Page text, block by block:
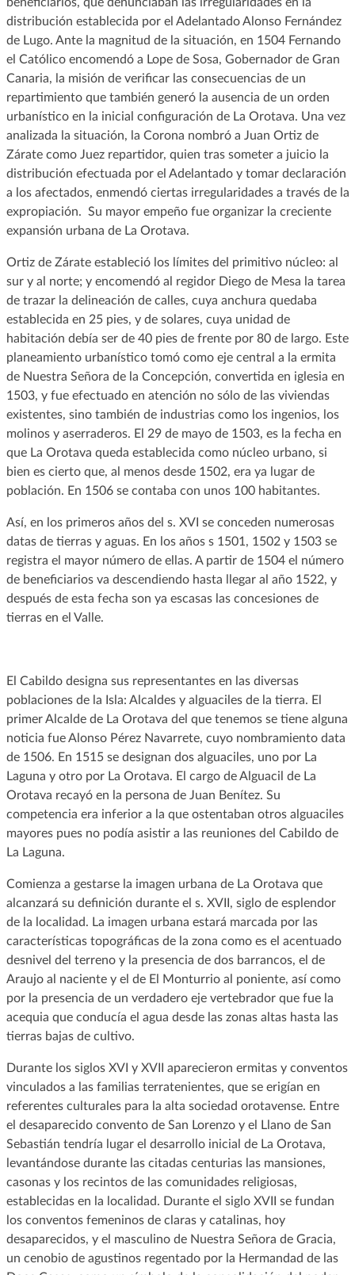
distribución establecida por el Adelantado Alonso Fernández
de Lugo. Ante la magnitud de la situación, en 1504 Fernando
el Católico encomendó a Lope de Sosa, Gobernador de Gran
Canaria, la misión de verificar las consecuencias de un
repartimiento que también generó la ausencia de un orden
urbanístico en la inicial configuración de La Orotava. Una vez
analizada la situación, la Corona nombró a Juan Ortiz de
Zárate como Juez repartidor, quien tras someter a juicio la
distribución efectuada por el Adelantado y tomar declaración
a los afectados, enmendó ciertas irregularidades a través de la
expropiación. Su mayor empeño fue organizar la creciente
expansión urbana de La Orotava.
Ortiz de Zárate estableció los límites del primitivo núcleo: al
sur y al norte; y encomendó al regidor Diego de Mesa la tarea
de trazar la delineación de calles, cuya anchura quedaba
establecida en 25 pies, y de solares, cuya unidad de
habitación debía ser de 40 pies de frente por 80 de largo. Este
planeamiento urbanístico tomó como eje central a la ermita
de Nuestra Señora de la Concepción, convertida en iglesia en
1503, y fue efectuado en atención no sólo de las viviendas
existentes, sino también de industrias como los ingenios, los
molinos y aserraderos. El 29 de mayo de 1503, es la fecha en
que La Orotava queda establecida como núcleo urbano, si
bien es cierto que, al menos desde 1502, era ya lugar de
población. En 1506 se contaba con unos 100 habitantes.
Así, en los primeros años del s. XVI se conceden numerosas
datas de tierras y aguas. En los años s 1501, 1502 y 1503 se
registra el mayor número de ellas. A partir de 1504 el número
de beneficiarios va descendiendo hasta llegar al año 1522, y
después de esta fecha son ya escasas las concesiones de
tierras en el Valle.
El Cabildo designa sus representantes en las diversas
poblaciones de la Isla: Alcaldes y alguaciles de la tierra. El
primer Alcalde de La Orotava del que tenemos se tiene alguna
noticia fue Alonso Pérez Navarrete, cuyo nombramiento data
de 1506. En 1515 se designan dos alguaciles, uno por La
Laguna y otro por La Orotava. El cargo de Alguacil de La
Orotava recayó en la persona de Juan Benítez. Su
competencia era inferior a la que ostentaban otros alguaciles
mayores pues no podía asistir a las reuniones del Cabildo de
La Laguna.
Comienza a gestarse la imagen urbana de La Orotava que
alcanzará su definición durante el s. XVII, siglo de esplendor
de la localidad. La imagen urbana estará marcada por las
características topográficas de la zona como es el acentuado
desnivel del terreno y la presencia de dos barrancos, el de
Araujo al naciente y el de El Monturrio al poniente, así como
por la presencia de un verdadero eje vertebrador que fue la
acequia que conducía el agua desde las zonas altas hasta las
tierras bajas de cultivo.
Durante los siglos XVI y XVII aparecieron ermitas y conventos
vinculados a las familias terratenientes, que se erigían en
referentes culturales para la alta sociedad orotavense. Entre
el desaparecido convento de San Lorenzo y el Llano de San
Sebastián tendría lugar el desarrollo inicial de La Orotava,
levantándose durante las citadas centurias las mansiones,
casonas y los recintos de las comunidades religiosas,
establecidas en la localidad. Durante el siglo XVII se fundan
los conventos femeninos de claras y catalinas, hoy
desaparecidos, y el masculino de Nuestra Señora de Gracia,
un cenobio de agustinos regentado por la Hermandad de las